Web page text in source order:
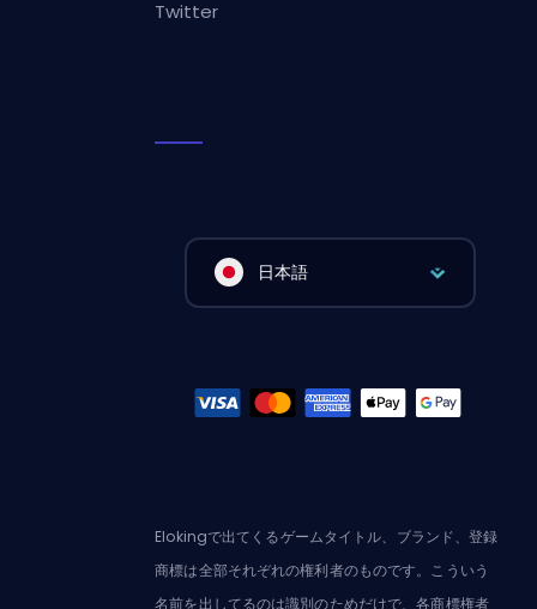
Twitter
日本語
Elokingで出てくるゲームタイトル、ブランド、登録
商標は全部それぞれの権利者のものです。こういう
名前を出してるのは識別のためだけで、各商標権者